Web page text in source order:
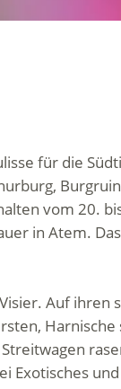
für die
vom 20.
in Atem.
Auf ihren
Exotisches